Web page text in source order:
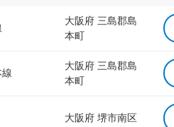
大阪府 三島郡島
本町
線
大阪府 三島郡島
本町
大阪府 堺市南区